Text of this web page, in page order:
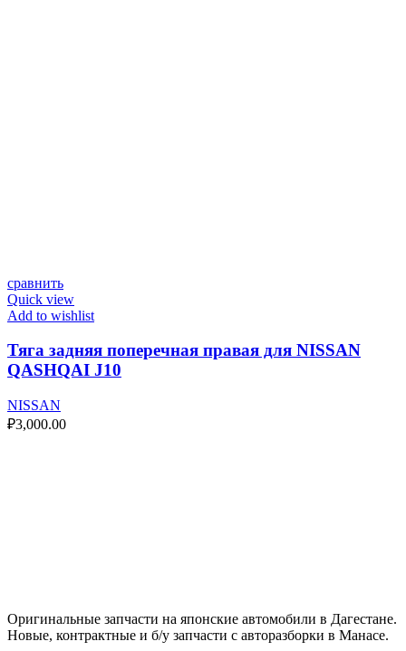
сравнить
Quick view
Add to wishlist
Тяга задняя поперечная правая для NISSAN
QASHQAI J10
NISSAN
₽3,000.00
Оригинальные запчасти на японские автомобили в Дагестане.
Новые, контрактные и б/у запчасти с авторазборки в Манасе.